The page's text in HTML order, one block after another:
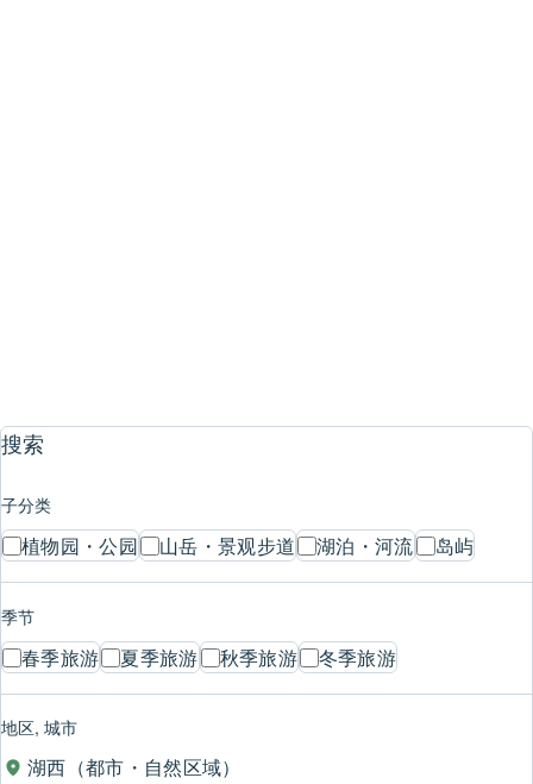
搜索
子分类
植物园・公园 山岳・景观步道 湖泊・河流 岛屿
季节
春季旅游 夏季旅游 秋季旅游 冬季旅游
地区, 城市
湖西（都市・自然区域）